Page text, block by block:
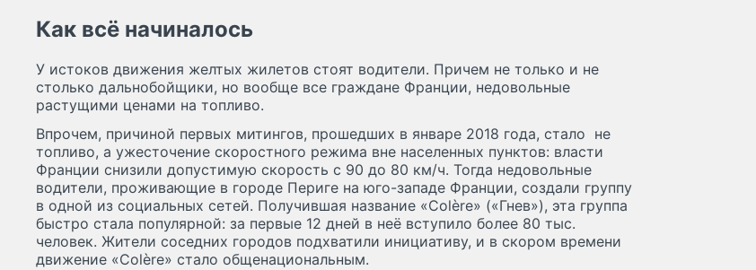
Как всё начиналось
У истоков движения желтых жилетов стоят водители. Причем не только и не
столько дальнобойщики, но вообще все граждане Франции, недовольные
растущими ценами на топливо.
Впрочем, причиной первых митингов, прошедших в январе 2018 года, стало не
топливо, а ужесточение скоростного режима вне населенных пунктов: власти
Франции снизили допустимую скорость с 90 до 80 км/ч. Тогда недовольные
водители, проживающие в городе Периге на юго-западе Франции, создали группу
в одной из социальных сетей. Получившая название «Colère» («Гнев»), эта группа
быстро стала популярной: за первые 12 дней в неё вступило более 80 тыс.
человек. Жители соседних городов подхватили инициативу, и в скором времени
движение «Colère» стало общенациональным.